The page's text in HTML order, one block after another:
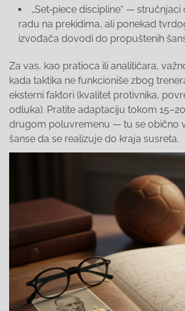
„Set‑piece discipline“ —
radu na prekidima, ali ponekad
izvođača dovodi do propuštenih
Za vas, kao pratioca ili analitičara,
kada taktika ne funkcioniše zbog
eksterni faktori (kvalitet protivnika,
odluka). Pratite adaptaciju tokom
drugom poluvremenu — tu se obično
šanse da se realizuje do kraja susreta.